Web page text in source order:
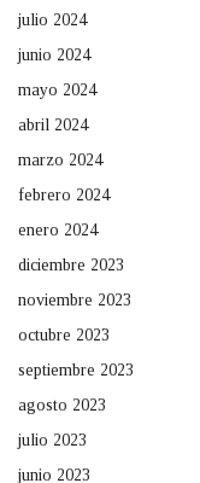
julio 2024
junio 2024
mayo 2024
abril 2024
marzo 2024
febrero 2024
enero 2024
diciembre 2023
noviembre 2023
octubre 2023
septiembre 2023
agosto 2023
julio 2023
junio 2023